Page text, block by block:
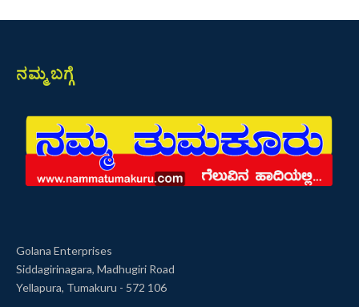
ನಮ್ಮ ಬಗ್ಗೆ
Golana Enterprises
Siddagirinagara, Madhugiri Road
Yellapura, Tumakuru - 572 106